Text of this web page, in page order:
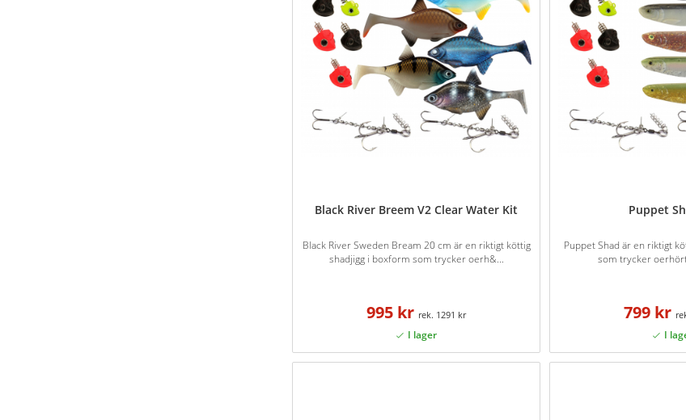
Black River Breem V2 Clear Water Kit
Black River Sweden Bream 20 cm är en riktigt köttig
shadjigg i boxform som trycker oerh&...
995 kr 1291 kr
Puppet
Puppet Shad är en riktigt
som trycker
799 kr